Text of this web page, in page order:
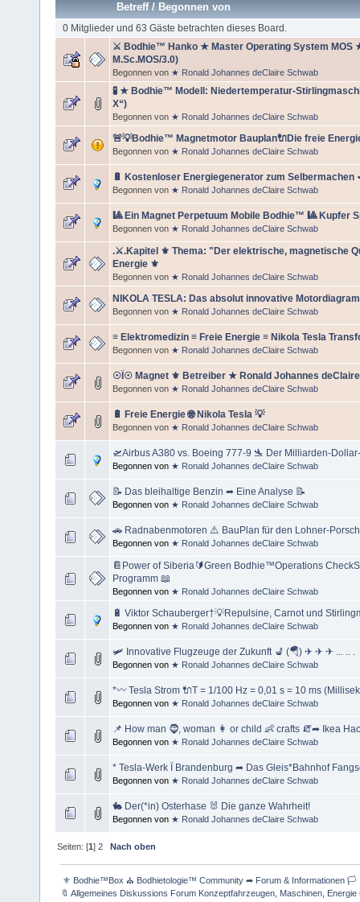
Betreff/ Begonnen von
0 Mitglieder und 63 Gäste betrachten dieses Board.
⚔ Bodhie™ Hanko ★ Master Operating System
M.Sc.MOS/3.0)
Begonnen von ★ Ronald Johannes deClaire Schwab
🧪 ★ Bodhie™ Modell: Niedertemperatur-
X“)
Begonnen von ★ Ronald Johannes deClaire Schwab
🚨💡Bodhie™ Magnetmotor Bauplan🔌Die freie
Begonnen von ★ Ronald Johannes deClaire Schwab
🔋 Kostenloser Energiegenerator zum Selbermachen
Begonnen von ★ Ronald Johannes deClaire Schwab
🎱 Ein Magnet Perpetuum Mobile Bodhie™ 🎱 Kupfer
Begonnen von ★ Ronald Johannes deClaire Schwab
.⚔.Kapitel ⚜ Thema: "Der elektrische, magnetische
Energie ⚜
Begonnen von ★ Ronald Johannes deClaire Schwab
NIKOLA TESLA: Das absolut innovative
Begonnen von ★ Ronald Johannes deClaire Schwab
≡ Elektromedizin ≡ Freie Energie ≡ Nikola Tesla
Begonnen von ★ Ronald Johannes deClaire Schwab
☉Ï☉ Magnet ⚜ Betreiber ★ Ronald Johannes
Begonnen von ★ Ronald Johannes deClaire Schwab
🔋 Freie Energie 🌐 Nikola Tesla 💡
Begonnen von ★ Ronald Johannes deClaire Schwab
🛫Airbus A380 vs. Boeing 777‑9 🛬 Der Milliarden-
Begonnen von ★ Ronald Johannes deClaire Schwab
📝 Das bleihaltige Benzin ➦ Eine Analyse 📝
Begonnen von ★ Ronald Johannes deClaire Schwab
🚗 Radnabenmotoren ⚠️ BauPlan für den Lohner-
Begonnen von ★ Ronald Johannes deClaire Schwab
📔Power of Siberia🔰Green Bodhie™Operations
Programm 📖
Begonnen von ★ Ronald Johannes deClaire Schwab
🔋 Viktor Schauberger†💡Repulsine, Carnot und
Begonnen von ★ Ronald Johannes deClaire Schwab
🛩 Innovative Flugzeuge der Zukunft 💺 (🪂) ✈ ✈ ✈ ... .. .
Begonnen von ★ Ronald Johannes deClaire Schwab
*〰 Tesla Strom 🔌T = 1/100 Hz = 0,01 s = 10 ms
Begonnen von ★ Ronald Johannes deClaire Schwab
📌 How man 🧔, woman 👩 or child 👶 crafts 🧯➦ Ikea
Begonnen von ★ Ronald Johannes deClaire Schwab
* Tesla-Werk Ï Brandenburg ➦ Das Gleis*Bahnhof
Begonnen von ★ Ronald Johannes deClaire Schwab
🐇 Der(*in) Osterhase 🐰 Die ganze Wahrheit!
Begonnen von ★ Ronald Johannes deClaire Schwab
Seiten: [1]2 Nach oben
⚜ Bodhie™Box ⛪ Bodhietologie™ Community ➦ Forum & Informationen
🔖 Allgemeines Diskussions Forum Konzeptfahrzeugen, Maschinen,